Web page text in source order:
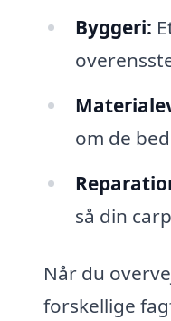
Byggeri:
om de
så din
Når du
forskellige